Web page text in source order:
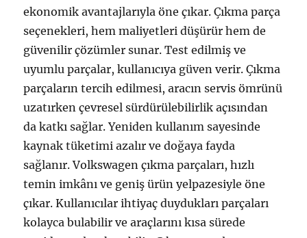
ekonomik avantajlarıyla öne çıkar. Çıkma parça
seçenekleri, hem maliyetleri düşürür hem de
güvenilir çözümler sunar. Test edilmiş ve
uyumlu parçalar, kullanıcıya güven verir. Çıkma
parçaların tercih edilmesi, aracın servis ömrünü
uzatırken çevresel sürdürülebilirlik açısından
da katkı sağlar. Yeniden kullanım sayesinde
kaynak tüketimi azalır ve doğaya fayda
sağlanır. Volkswagen çıkma parçaları, hızlı
temin imkânı ve geniş ürün yelpazesiyle öne
çıkar. Kullanıcılar ihtiyaç duydukları parçaları
kolayca bulabilir ve araçlarını kısa sürede